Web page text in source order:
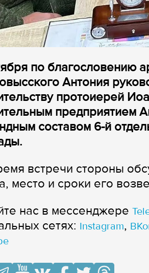
по благословению
Антония
протоиерей
предприятием
составом 6-й
встречи стороны
место и сроки его
нас в мессенджере
сетях: Instagram,